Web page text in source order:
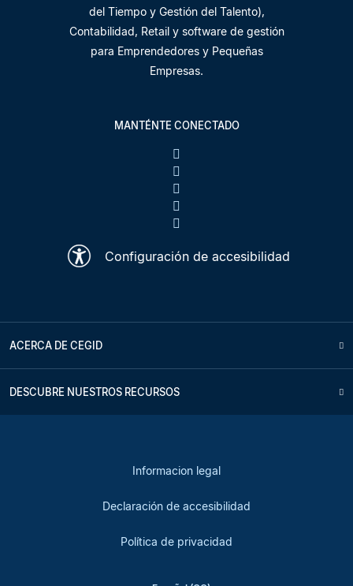
del Tiempo y Gestión del Talento),
Contabilidad, Retail y software de gestión
para Emprendedores y Pequeñas
Empresas.
MANTÉNTE CONECTADO
Configuración de accesibilidad
ACERCA DE CEGID
DESCUBRE NUESTROS RECURSOS
Informacion legal
Declaración de accesibilidad
Política de privacidad